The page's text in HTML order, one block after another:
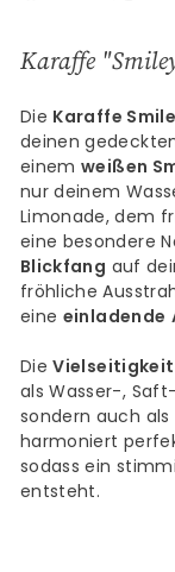
Karaffe
Die Karaffe
deinen
einemweißen
nur deinem
Limonade, dem
eine besondere
Blickfang auf
fröhliche
eine einladende
DieVielseitigkeit
als Wasser-,
sondern auch als
harmoniert
sodass ein
entsteht.